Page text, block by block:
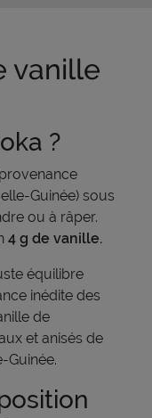
vanille
?
Guinée) sous
ou à râper.
4 g de vanille.
équilibre
inédite des
de
et anisés de
Guinée.